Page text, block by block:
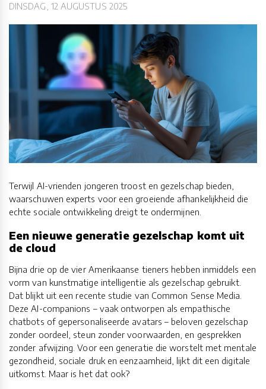
DINSDAG, 12 AUGUSTUS 2025
Terwijl AI-vrienden jongeren troost en gezelschap bieden,
waarschuwen experts voor een groeiende afhankelijkheid die
echte sociale ontwikkeling dreigt te ondermijnen.
Een nieuwe generatie gezelschap komt uit
de cloud
Bijna drie op de vier Amerikaanse tieners hebben inmiddels een
vorm van kunstmatige intelligentie als gezelschap gebruikt.
Dat blijkt uit een recente studie van Common Sense Media.
Deze AI-companions – vaak ontworpen als empathische
chatbots of gepersonaliseerde avatars – beloven gezelschap
zonder oordeel, steun zonder voorwaarden, en gesprekken
zonder afwijzing. Voor een generatie die worstelt met mentale
gezondheid, sociale druk en eenzaamheid, lijkt dit een digitale
uitkomst. Maar is het dat ook?